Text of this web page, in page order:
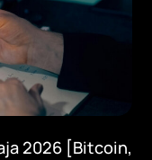
2026 [Bitcoin,